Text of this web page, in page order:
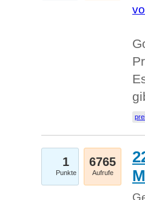
1
Punkte
6765
Aufrufe